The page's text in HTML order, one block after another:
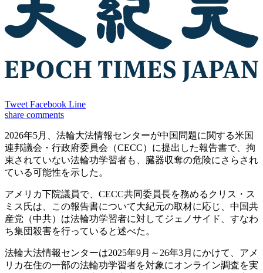
Tweet Facebook Line
share comments
2026年5月、法輪大法情報センターが中国問題に関する米国
連邦議会・行政府委員会（CECC）に提出した報告書で、拘
束されていない法輪功学習者も、臓器収奪の危険にさらされ
ている可能性を示した。
アメリカ下院議員で、CECC共同委員長を務めるクリス・ス
ミス氏は、この報告書について大紀元の取材に応じ、中国共
産党（中共）は法輪功学習者に対してジェノサイド、すなわ
ち集団殺害を行っていると述べた。
法輪大法情報センターは2025年9月～26年3月にかけて、アメ
リカ在住の一部の法輪功学習者を対象にオンライン調査を実